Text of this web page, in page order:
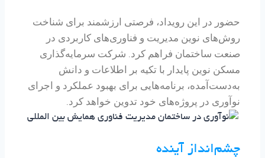
حضور در این رویداد، فرصتی ارزشمند برای شناخت
روش‌های نوین مدیریت و فناوری‌های کاربردی در
صنعت ساختمان فراهم کرد. شرکت سرمایه‌گذاری
مسکن نوین پایدار با تکیه بر اطلاعات و دانش
به‌دست‌آمده، برنامه‌هایی برای بهبود عملکرد و اجرای
نوآوری در پروژه‌های خود تدوین خواهد کرد.
چشم‌انداز آینده